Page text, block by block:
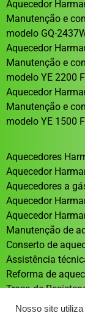
Aquecedor
Manutenção e
modelo GQ-
Aquecedor
Manutenção e
modelo YE 2200
Aquecedor
Manutenção e
modelo YE 1500
Aquecedores
Aquecedor
Aquecedores a
Aquecedor
Aquecedor
Manutenção de
Conserto de
Assistência
Reforma de
Troca de
Aquecedor solar
Nosso site